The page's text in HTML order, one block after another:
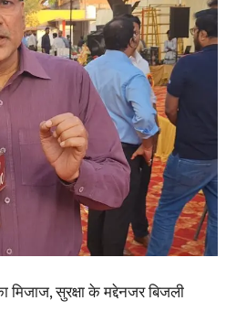
सुरक्षा के मद्देनजर बिजली